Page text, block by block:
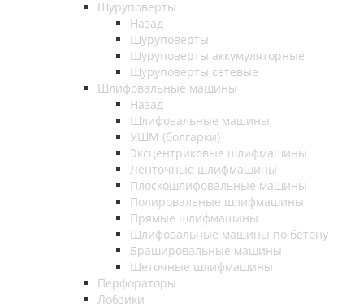
Шуруповерты
Назад
Шуруповерты
Шуруповерты аккумуляторные
Шуруповерты сетевые
Шлифовальные машины
Назад
Шлифовальные машины
УШМ (болгарки)
Эксцентриковые шлифмашины
Ленточные шлифмашины
Плоскошлифовальные машины
Полировальные шлифмашины
Прямые шлифмашины
Шлифовальные машины по бетону
Брашировальные машины
Щеточные шлифмашины
Перфораторы
Лобзики